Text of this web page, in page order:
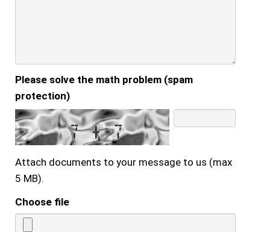
Please solve the math problem (spam
protection)
Attach documents to your message to us (max
5 MB).
Choose file